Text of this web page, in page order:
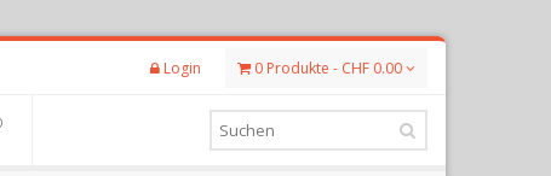
Login 0 Produkte - CHF 0.00